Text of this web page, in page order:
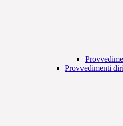
Provvedimenti